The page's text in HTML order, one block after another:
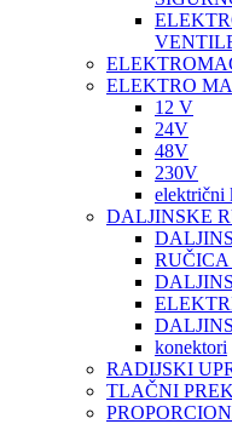
ELEKTRO
12 V
24V
48V
230V
električni
DALJINSKE
RUČICA
konektori
RADIJSKI
TLAČNI